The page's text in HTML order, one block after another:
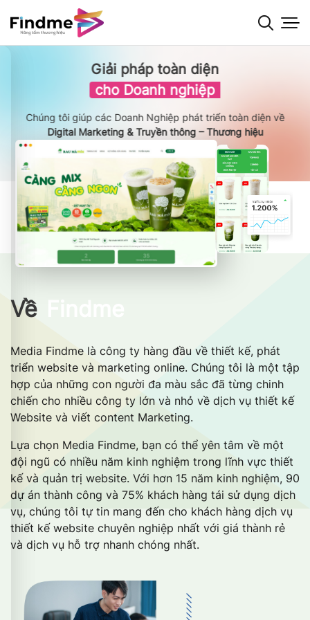
qua
nội
Giải pháp toàn diện
cho Doanh nghiệp
Chúng tôi giúp các Doanh Nghiệp phát triển toàn diện về
Digital Marketing & Truyền thông – Thương hiệu
Về
Media Findme là công ty hàng đầu về thiết kế, phát
triển website và marketing online. Chúng tôi là một tập
hợp của những con người đa màu sắc đã từng chinh
chiến cho nhiều công ty lớn và nhỏ về dịch vụ thiết kế
Website và viết content Marketing.
Lựa chọn Media Findme, bạn có thể yên tâm về một
đội ngũ có nhiều năm kinh nghiệm trong lĩnh vực thiết
kế và quản trị website. Với hơn 15 năm kinh nghiệm, 90
dự án thành công và 75% khách hàng tái sử dụng dịch
vụ, chúng tôi tự tin mang đến cho khách hàng dịch vụ
thiết kế website chuyên nghiệp nhất với giá thành rẻ
và dịch vụ hỗ trợ nhanh chóng nhất.